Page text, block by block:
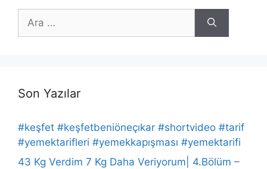
ara
Son Yazılar
#keşfet #keşfetbeniöneçıkar #shortvideo #tarif
#yemektarifleri #yemekkapışması #yemektarifi
43 Kg Verdim 7 Kg Daha Veriyorum| 4.Bölüm –